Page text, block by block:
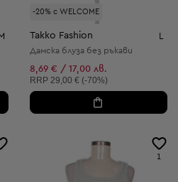
-20% с WELCOME
Takko Fashion L
Дамска блуза без ръкави
8,69 € / 17,00 лв.
Препоръчителна цена:
RRP 29,00 € (-70%)
1